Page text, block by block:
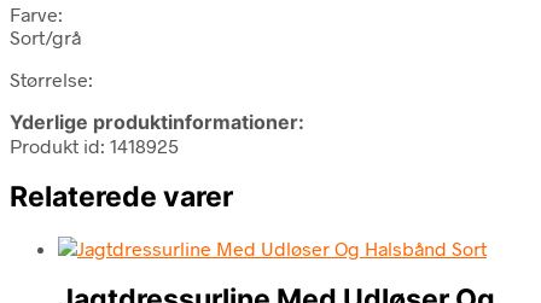
Farve:
Sort/grå
Størrelse:
Yderlige produktinformationer:
Produkt id: 1418925
Relaterede varer